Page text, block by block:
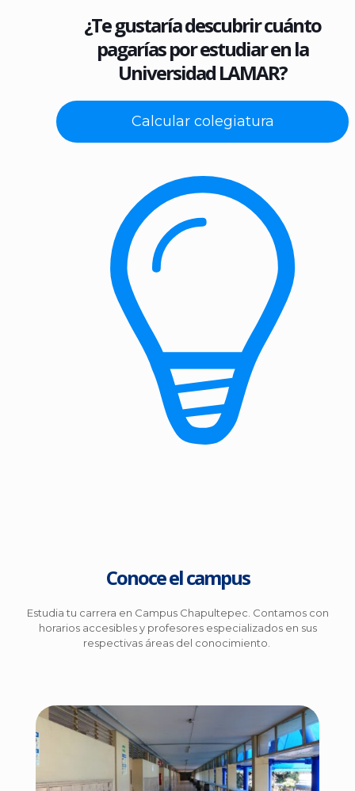
¿Te gustaría descubrir cuánto
pagarías por estudiar en la
Universidad LAMAR?
Calcular colegiatura
Conoce el campus
Estudia tu carrera en Campus Chapultepec. Contamos con
horarios accesibles y profesores especializados en sus
respectivas áreas del conocimiento.